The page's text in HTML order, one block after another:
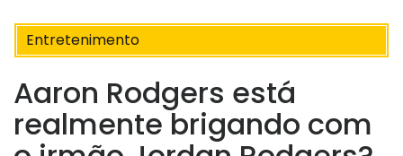
Entretenimento
Aaron Rodgers está
realmente brigando com